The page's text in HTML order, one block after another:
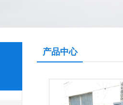
产品中心